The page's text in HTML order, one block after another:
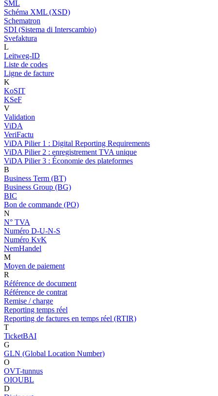
SML
Schéma XML (XSD)
Schematron
SDI (Sistema di Interscambio)
Svefaktura
L
Leitweg-ID
Liste de codes
Ligne de facture
K
KoSIT
KSeF
V
Validation
ViDA
VeriFactu
ViDA Pilier 1 : Digital Reporting Requirements
ViDA Pilier 2 : enregistrement TVA unique
ViDA Pilier 3 : Économie des plateformes
B
Business Term (BT)
Business Group (BG)
BIC
Bon de commande (PO)
N
N° TVA
Numéro D-U-N-S
Numéro KvK
NemHandel
M
Moyen de paiement
R
Référence de document
Référence de contrat
Remise / charge
Reporting temps réel
Reporting de factures en temps réel (RTIR)
T
TicketBAI
G
GLN (Global Location Number)
O
OVT-tunnus
OIOUBL
D